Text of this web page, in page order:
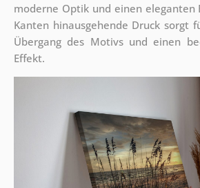
moderne Optik und einen eleganten
Kanten hinausgehende Druck sorgt
Übergang des Motivs und einen
Effekt.